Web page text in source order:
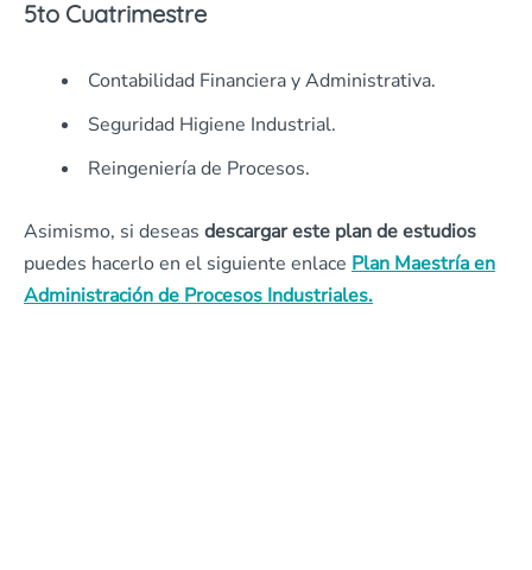
5to Cuatrimestre
Contabilidad Financiera y Administrativa.
Seguridad Higiene Industrial.
Reingeniería de Procesos.
Asimismo, si deseas descargar este plan de estudios
puedes hacerlo en el siguiente enlace Plan Maestría en
Administración de Procesos Industriales.